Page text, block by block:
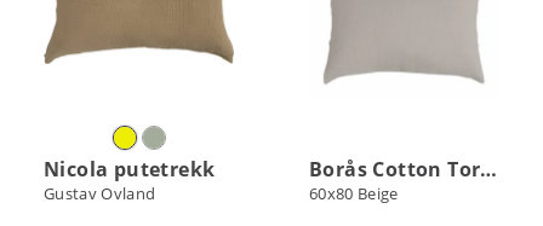
Nicola putetrekk
Gustav Ovland
Borås Cotton Torino putetrekk
60x80 Beige